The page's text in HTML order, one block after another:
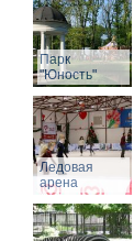
Парк
"Юность"
Ледовая
арена